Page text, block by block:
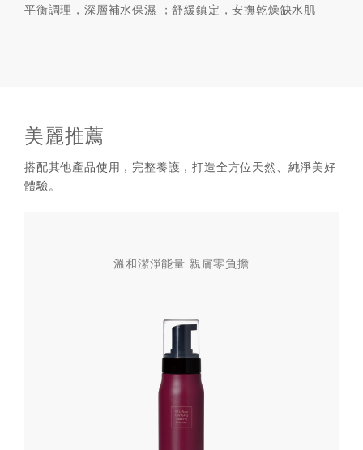
平衡調理，深層補水保濕 ；舒緩鎮定，安撫乾燥缺水肌
美麗推薦
搭配其他產品使用，完整養護，打造全方位天然、純淨美好
體驗。
溫和潔淨能量 親膚零負擔